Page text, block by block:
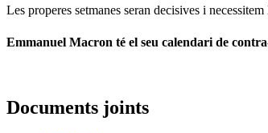
Les properes setmanes seran decisives i
Emmanuel Macron té el seu calendari de
Documents joints